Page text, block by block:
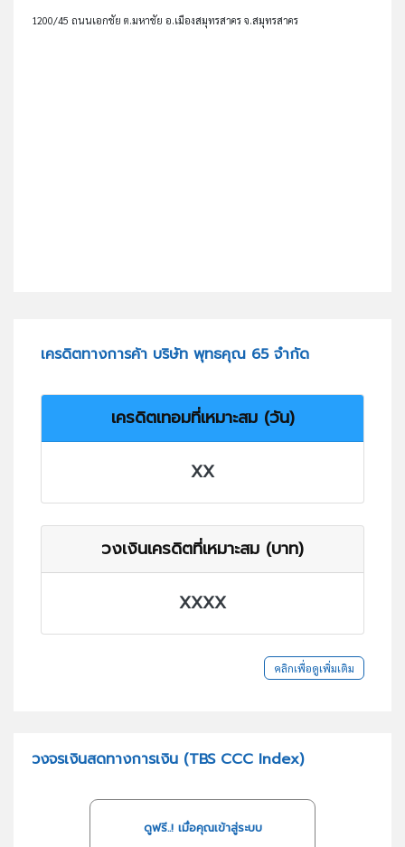
1200/45 ถนนเอกชัย ต.มหาชัย อ.เมืองสมุทรสาคร จ.สมุทรสาคร
เครดิตทางการค้า บริษัท พุทธคุณ 65 จำกัด
เครดิตเทอมที่เหมาะสม (วัน)
XX
วงเงินเครดิตที่เหมาะสม (บาท)
XXXX
คลิกเพื่อดูเพิ่มเติม
วงจรเงินสดทางการเงิน (TBS CCC Index)
ดูฟรี..! เมื่อคุณเข้าสู่ระบบ